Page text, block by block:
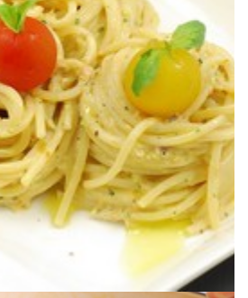
ALLA CRUDAIOLA DI
de tomate sin cocinar)
sencilla y super resultona. Ideal para los
de pasta veraniegos.